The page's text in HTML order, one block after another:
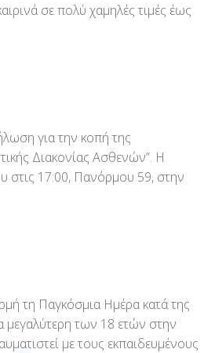
σε πολύ χαμηλές τιμές έως
για την κοπή της
Διακονίας Ασθενών”. Η
στις 17:00, Πανόρμου 59, στην
τη Παγκόσμια Ημέρα κατά της
μεγαλύτερη των 18 ετών στην
με τους εκπαιδευμένους